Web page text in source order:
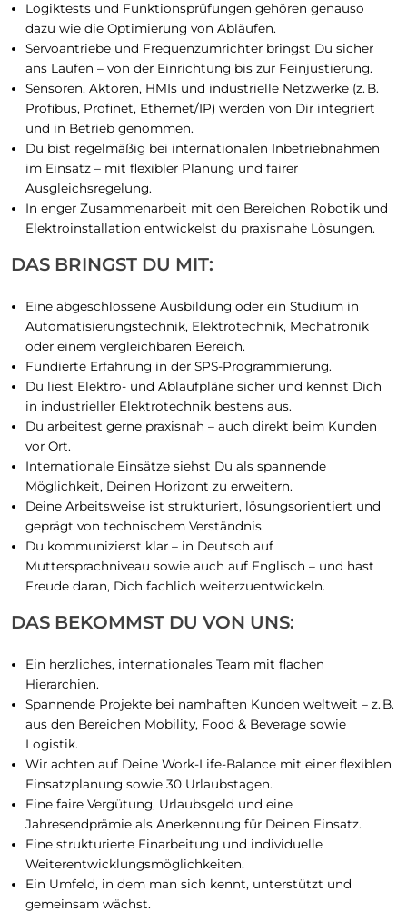
Logiktests und Funktionsprüfungen gehören genauso
dazu wie die Optimierung von Abläufen.
Servoantriebe und Frequenzumrichter bringst Du sicher
ans Laufen – von der Einrichtung bis zur Feinjustierung.
Sensoren, Aktoren, HMIs und industrielle Netzwerke (z. B.
Profibus, Profinet, Ethernet/IP) werden von Dir integriert
und in Betrieb genommen.
Du bist regelmäßig bei internationalen Inbetriebnahmen
im Einsatz – mit flexibler Planung und fairer
Ausgleichsregelung.
In enger Zusammenarbeit mit den Bereichen Robotik und
Elektroinstallation entwickelst du praxisnahe Lösungen.
DAS BRINGST DU MIT:
Eine abgeschlossene Ausbildung oder ein Studium in
Automatisierungstechnik, Elektrotechnik, Mechatronik
oder einem vergleichbaren Bereich.
Fundierte Erfahrung in der SPS-Programmierung.
Du liest Elektro- und Ablaufpläne sicher und kennst Dich
in industrieller Elektrotechnik bestens aus.
Du arbeitest gerne praxisnah – auch direkt beim Kunden
vor Ort.
Internationale Einsätze siehst Du als spannende
Möglichkeit, Deinen Horizont zu erweitern.
Deine Arbeitsweise ist strukturiert, lösungsorientiert und
geprägt von technischem Verständnis.
Du kommunizierst klar – in Deutsch auf
Muttersprachniveau sowie auch auf Englisch – und hast
Freude daran, Dich fachlich weiterzuentwickeln.
DAS BEKOMMST DU VON UNS:
Ein herzliches, internationales Team mit flachen
Hierarchien.
Spannende Projekte bei namhaften Kunden weltweit – z. B.
aus den Bereichen Mobility, Food & Beverage sowie
Logistik.
Wir achten auf Deine Work-Life-Balance mit einer flexiblen
Einsatzplanung sowie 30 Urlaubstagen.
Eine faire Vergütung, Urlaubsgeld und eine
Jahresendprämie als Anerkennung für Deinen Einsatz.
Eine strukturierte Einarbeitung und individuelle
Weiterentwicklungsmöglichkeiten.
Ein Umfeld, in dem man sich kennt, unterstützt und
gemeinsam wächst.